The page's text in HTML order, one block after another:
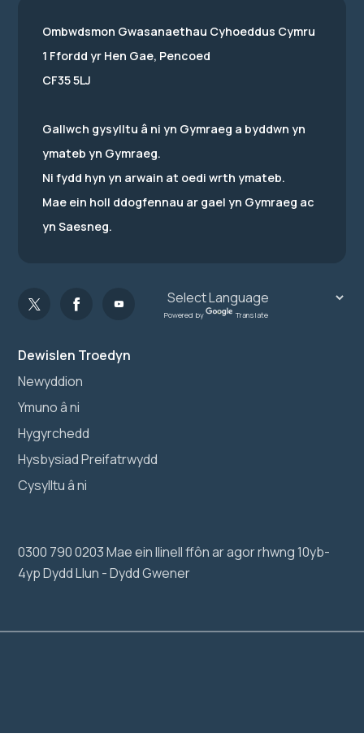
Dewislen Troedyn
Newyddion
Ymuno â ni
Hygyrchedd
Hysbysiad Preifatrwydd
Cysylltu â ni
0300 790 0203 Mae ein llinell ffôn ar agor rhwng 10yb-
4yp Dydd Llun - Dydd Gwener
Ombwdsmon Gwasanaethau Cyhoeddus Cymru
1 Ffordd yr Hen Gae, Pencoed
CF35 5LJ
Gallwch gysylltu â ni yn Gymraeg a byddwn yn
ymateb yn Gymraeg.
Ni fydd hyn yn arwain at oedi wrth ymateb.
Mae ein holl ddogfennau ar gael yn Gymraeg ac
yn Saesneg.
Powered by Translate